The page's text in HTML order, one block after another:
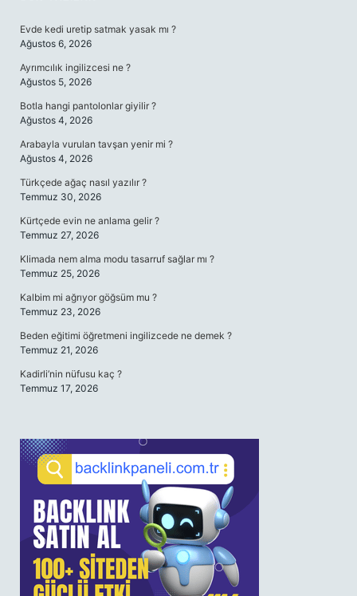
SIDEBAR
Evde kedi uretip satmak yasak mı ?
Ağustos 6, 2026
Ayrımcılık ingilizcesi ne ?
Ağustos 5, 2026
Botla hangi pantolonlar giyilir ?
Ağustos 4, 2026
Arabayla vurulan tavşan yenir mi ?
Ağustos 4, 2026
Türkçede ağaç nasıl yazılır ?
Temmuz 30, 2026
Kürtçede evin ne anlama gelir ?
Temmuz 27, 2026
Klimada nem alma modu tasarruf sağlar mı ?
Temmuz 25, 2026
Kalbim mi ağrıyor göğsüm mu ?
Temmuz 23, 2026
Beden eğitimi öğretmeni ingilizcede ne demek ?
Temmuz 21, 2026
Kadirli’nin nüfusu kaç ?
Temmuz 17, 2026